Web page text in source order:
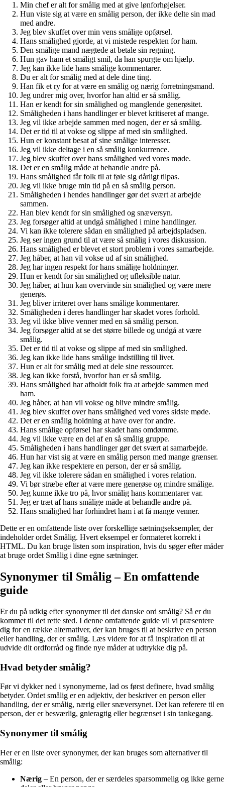
Min chef er alt for smålig med at give lønforhøjelser.
Hun viste sig at være en smålig person, der ikke delte sin mad
med andre.
Jeg blev skuffet over min vens smålige opførsel.
Hans smålighed gjorde, at vi mistede respekten for ham.
Den smålige mand nægtede at betale sin regning.
Hun gav ham et småligt smil, da han spurgte om hjælp.
Jeg kan ikke lide hans smålige kommentarer.
Du er alt for smålig med at dele dine ting.
Han fik et ry for at være en smålig og nærig forretningsmand.
Jeg undrer mig over, hvorfor han altid er så smålig.
Han er kendt for sin smålighed og manglende generøsitet.
Småligheden i hans handlinger er blevet kritiseret af mange.
Jeg vil ikke arbejde sammen med nogen, der er så smålig.
Det er tid til at vokse og slippe af med sin smålighed.
Hun er konstant besat af sine smålige interesser.
Jeg vil ikke deltage i en så smålig konkurrence.
Jeg blev skuffet over hans smålighed ved vores møde.
Det er en smålig måde at behandle andre på.
Hans smålighed får folk til at føle sig dårligt tilpas.
Jeg vil ikke bruge min tid på en så smålig person.
Småligheden i hendes handlinger gør det svært at arbejde
sammen.
Han blev kendt for sin smålighed og snæversyn.
Jeg forsøger altid at undgå smålighed i mine handlinger.
Vi kan ikke tolerere sådan en smålighed på arbejdspladsen.
Jeg ser ingen grund til at være så smålig i vores diskussion.
Hans smålighed er blevet et stort problem i vores samarbejde.
Jeg håber, at han vil vokse ud af sin smålighed.
Jeg har ingen respekt for hans smålige holdninger.
Hun er kendt for sin smålighed og ufleksible natur.
Jeg håber, at hun kan overvinde sin smålighed og være mere
generøs.
Jeg bliver irriteret over hans smålige kommentarer.
Småligheden i deres handlinger har skadet vores forhold.
Jeg vil ikke blive venner med en så smålig person.
Jeg forsøger altid at se det større billede og undgå at være
smålig.
Det er tid til at vokse og slippe af med sin smålighed.
Jeg kan ikke lide hans smålige indstilling til livet.
Hun er alt for smålig med at dele sine ressourcer.
Jeg kan ikke forstå, hvorfor han er så smålig.
Hans smålighed har afholdt folk fra at arbejde sammen med
ham.
Jeg håber, at han vil vokse og blive mindre smålig.
Jeg blev skuffet over hans smålighed ved vores sidste møde.
Det er en smålig holdning at have over for andre.
Hans smålige opførsel har skadet hans omdømme.
Jeg vil ikke være en del af en så smålig gruppe.
Småligheden i hans handlinger gør det svært at samarbejde.
Hun har vist sig at være en smålig person med mange grænser.
Jeg kan ikke respektere en person, der er så smålig.
Jeg vil ikke tolerere sådan en smålighed i vores relation.
Vi bør stræbe efter at være mere generøse og mindre smålige.
Jeg kunne ikke tro på, hvor smålig hans kommentarer var.
Jeg er træt af hans smålige måde at behandle andre på.
Hans smålighed har forhindret ham i at få mange venner.
Dette er en omfattende liste over forskellige sætningseksempler, der
indeholder ordet Smålig. Hvert eksempel er formateret korrekt i
HTML. Du kan bruge listen som inspiration, hvis du søger efter måder
at bruge ordet Smålig i dine egne sætninger.
Synonymer til Smålig – En omfattende
guide
Er du på udkig efter synonymer til det danske ord smålig? Så er du
kommet til det rette sted. I denne omfattende guide vil vi præsentere
dig for en række alternativer, der kan bruges til at beskrive en person
eller handling, der er smålig. Læs videre for at få inspiration til at
udvide dit ordforråd og finde nye måder at udtrykke dig på.
Hvad betyder smålig?
Før vi dykker ned i synonymerne, lad os først definere, hvad smålig
betyder. Ordet smålig er en adjektiv, der beskriver en person eller
handling, der er smålig, nærig eller snæversynet. Det kan referere til en
person, der er besværlig, gnieragtig eller begrænset i sin tankegang.
Synonymer til smålig
Her er en liste over synonymer, der kan bruges som alternativer til
smålig:
Nærig – En person, der er særdeles sparsommelig og ikke gerne